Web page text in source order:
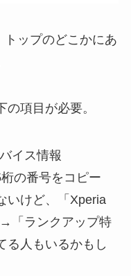
ップのどこかにあ
項目が必要。
イス情報
の番号をコピー
いけど、「Xperia
「ランクアップ特
る人もいるかもし